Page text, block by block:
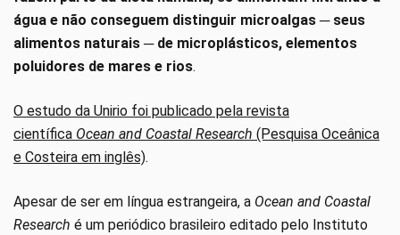
água e não conseguem distinguir microalgas ─ seus
alimentos naturais ─ de microplásticos, elementos
poluidores de mares e rios.
O estudo da Unirio foi publicado pela revista
científica Ocean and Coastal Research (Pesquisa Oceânica
e Costeira em inglês).
Apesar de ser em língua estrangeira, a Ocean and Coastal
Research é um periódico brasileiro editado pelo Instituto